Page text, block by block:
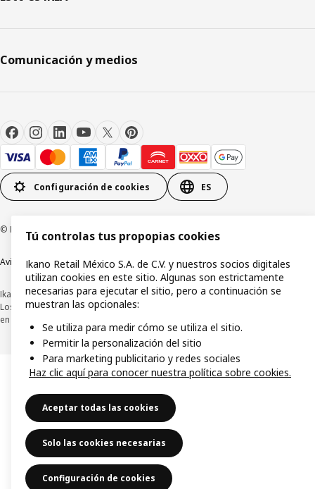
Comunicación y medios
Configuración de cookies ES
© Inter IKEA Systems B.V.1999-2026
Aviso de privacidad Política de cookiesTérminos y condiciones de uso
Ikano Retail México, S.A. de C.V.
Los precios publicados en este sitio web, catálogo digital, tiendas, así como
en cualquier otro medio, se encuentran en pesos mexicanos e incluyen IVA.
Tú controlas tus propopias cookies
Ikano Retail México S.A. de C.V. y nuestros socios digitales
utilizan cookies en este sitio. Algunas son estrictamente
necesarias para ejecutar el sitio, pero a continuación se
muestran las opcionales:
Se utiliza para medir cómo se utiliza el sitio.
Permitir la personalización del sitio
Para marketing publicitario y redes sociales
Haz clic aquí para conocer nuestra política sobre cookies.
Aceptar todas las cookies
Solo las cookies necesarias
Configuración de cookies